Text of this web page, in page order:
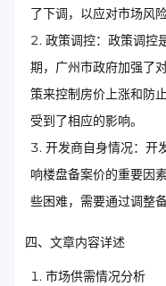
了下调，以应对市场风险
政策调控：政策调控
期，广州市政府加强了
策来控制房价上涨和防
受到了相应的影响。
开发商自身情况：开
响楼盘备案价的重要因
些困难，需要通过调整
四、文章内容详述
市场供需情况分析